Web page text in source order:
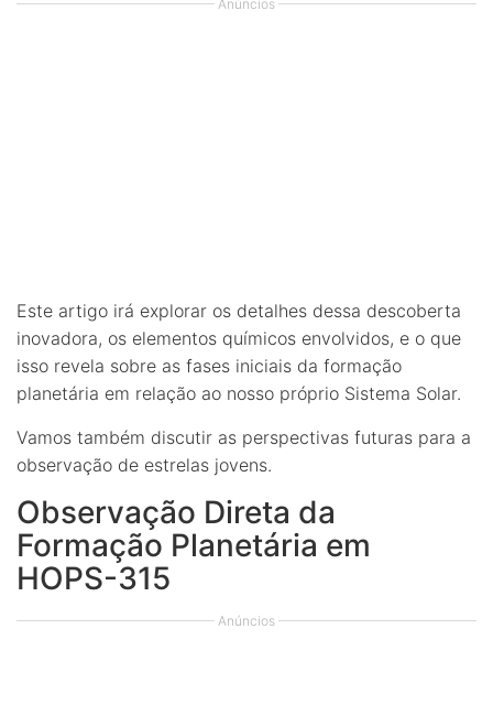
Anúncios
Este artigo irá explorar os detalhes dessa descoberta
inovadora, os elementos químicos envolvidos, e o que
isso revela sobre as fases iniciais da formação
planetária em relação ao nosso próprio Sistema Solar.
Vamos também discutir as perspectivas futuras para a
observação de estrelas jovens.
Observação Direta da
Formação Planetária em
HOPS-315
Anúncios